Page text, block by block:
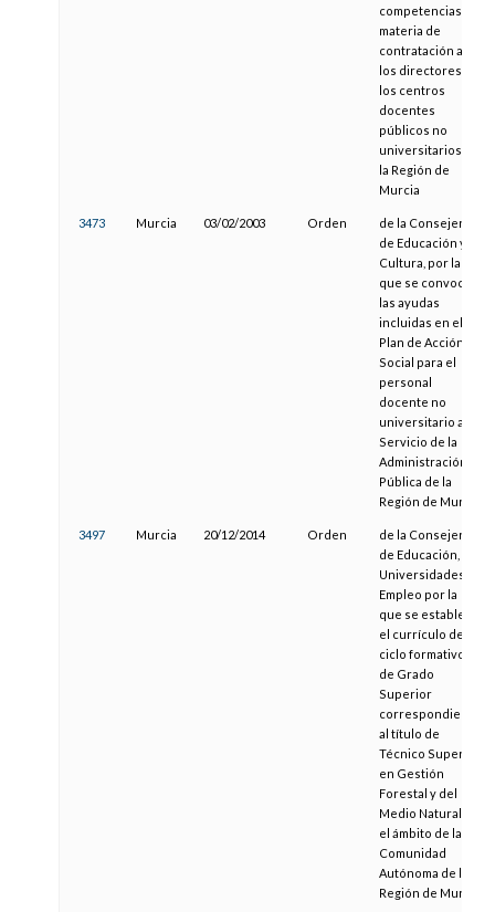
competencias en
materia de
contratación a
los directores de
los centros
docentes
públicos no
universitarios de
la Región de
Murcia
3473 Murcia 03/02/2003 Orden
de la Consejería
de Educación y
Cultura, por la
que se convocan
las ayudas
incluidas en el
Plan de Acción
Social para el
personal
docente no
universitario al
Servicio de la
Administración
Pública de la
Región de Murcia
3497 Murcia 20/12/2014 Orden
de la Consejería
de Educación,
Universidades y
Empleo por la
que se establece
el currículo del
ciclo formativo
de Grado
Superior
correspondiente
al título de
Técnico Superior
en Gestión
Forestal y del
Medio Natural en
el ámbito de la
Comunidad
Autónoma de la
Región de Murcia